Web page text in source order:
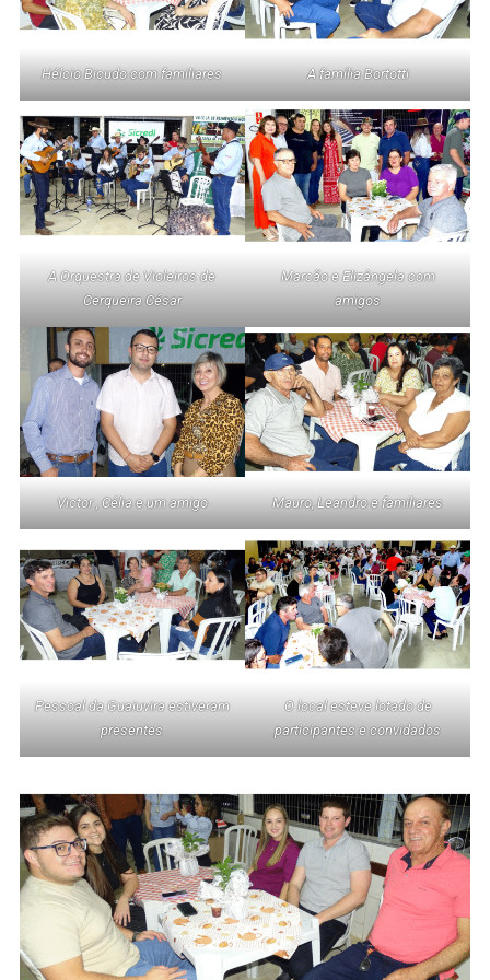
Hélcio Bicudo com familiares A família Bortotti
A Orquestra de Violeiros de
Cerqueira César
Marcão e Elizângela com
amigos
Victor , Célia e um amigo Mauro, Leandro e familiares
Pessoal da Guaiuvira estiveram
presentes
O local esteve lotado de
participantes e convidados